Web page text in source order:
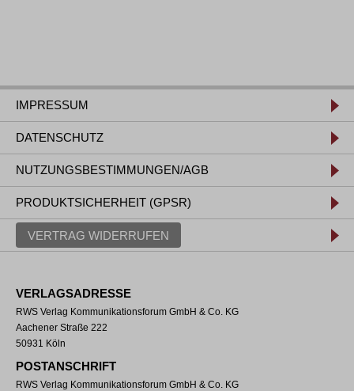
IMPRESSUM
DATENSCHUTZ
NUTZUNGSBESTIMMUNGEN/AGB
PRODUKTSICHERHEIT (GPSR)
VERTRAG WIDERRUFEN
VERLAGSADRESSE
RWS Verlag Kommunikationsforum GmbH & Co. KG
Aachener Straße 222
50931 Köln
POSTANSCHRIFT
RWS Verlag Kommunikationsforum GmbH & Co. KG